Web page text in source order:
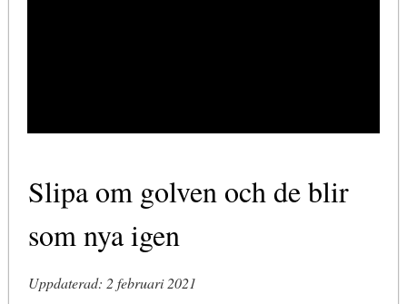
Slipa om golven och de blir
som nya igen
Uppdaterad: 2 februari 2021